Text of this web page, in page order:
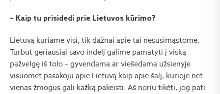
– Kaip tu prisidedi prie Lietuvos kūrimo?
Lietuvą kuriame visi, tik dažnai apie tai nesusimąstome.
Turbūt geriausiai savo indėlį galime pamatyti į viską
pažvelgę iš tolo – gyvendama ar viešėdama užsienyje
visuomet pasakoju apie Lietuvą kaip apie šalį, kurioje net
vienas žmogus gali kažką pakeisti. Aš noriu tikėti, jog pati